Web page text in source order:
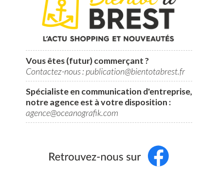
Vous êtes (futur) commerçant ?
Contactez-nous : publication@bientotabrest.fr
Spécialiste en communication d'entreprise,
notre agence est à votre disposition :
agence@oceanografik.com